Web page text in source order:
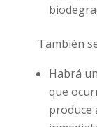
También
Habrá
que
produce